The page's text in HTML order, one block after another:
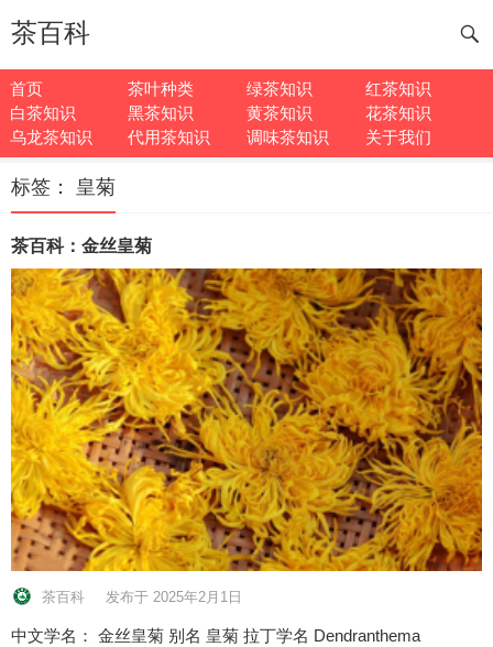
茶百科
首页 茶叶种类 绿茶知识
红茶知识
白茶知识
黑茶知识 黄茶知识
花茶知识
乌龙茶知识
代用茶知识 调味茶知识 关于我们
标签： 皇菊
茶百科：金丝皇菊
茶百科 发布于 2025年2月1日
中文学名： 金丝皇菊 别名 皇菊 拉丁学名 Dendranthema